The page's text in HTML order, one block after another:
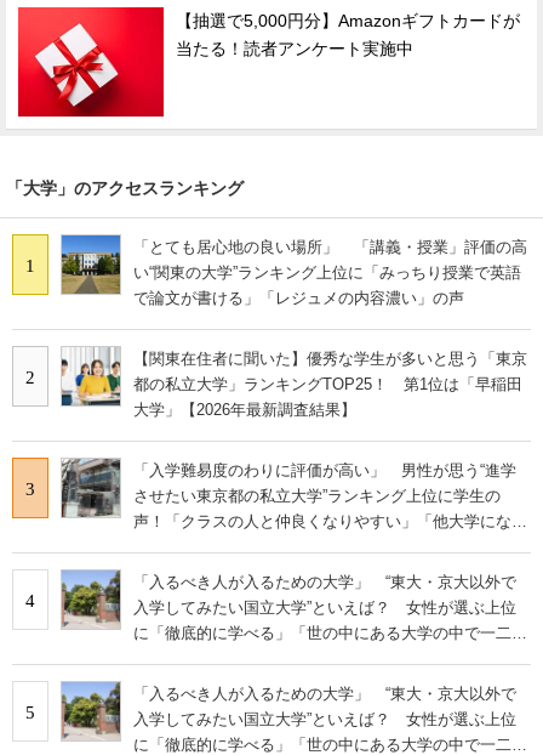
【抽選で5,000円分】Amazonギフトカードが
当たる！読者アンケート実施中
「大学」のアクセスランキング
1
「とても居心地の良い場所」 「講義・授業」評価の高
い“関東の大学”ランキング上位に「みっちり授業で英語
で論文が書ける」「レジュメの内容濃い」の声
2
【関東在住者に聞いた】優秀な学生が多いと思う「東京
都の私立大学」ランキングTOP25！ 第1位は「早稲田
大学」【2026年最新調査結果】
3
「入学難易度のわりに評価が高い」 男性が思う“進学
させたい東京都の私立大学”ランキング上位に学生の
声！「クラスの人と仲良くなりやすい」「他大学にない
4
「入るべき人が入るための大学」 “東大・京大以外で
入学してみたい国立大学”といえば？ 女性が選ぶ上位
に「徹底的に学べる」「世の中にある大学の中で一二を
5
「入るべき人が入るための大学」 “東大・京大以外で
入学してみたい国立大学”といえば？ 女性が選ぶ上位
に「徹底的に学べる」「世の中にある大学の中で一二を